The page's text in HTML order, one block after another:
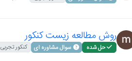
روش مطالعه زیست کنکور
حل شده سوال مشاوره ای کنکور تجربی